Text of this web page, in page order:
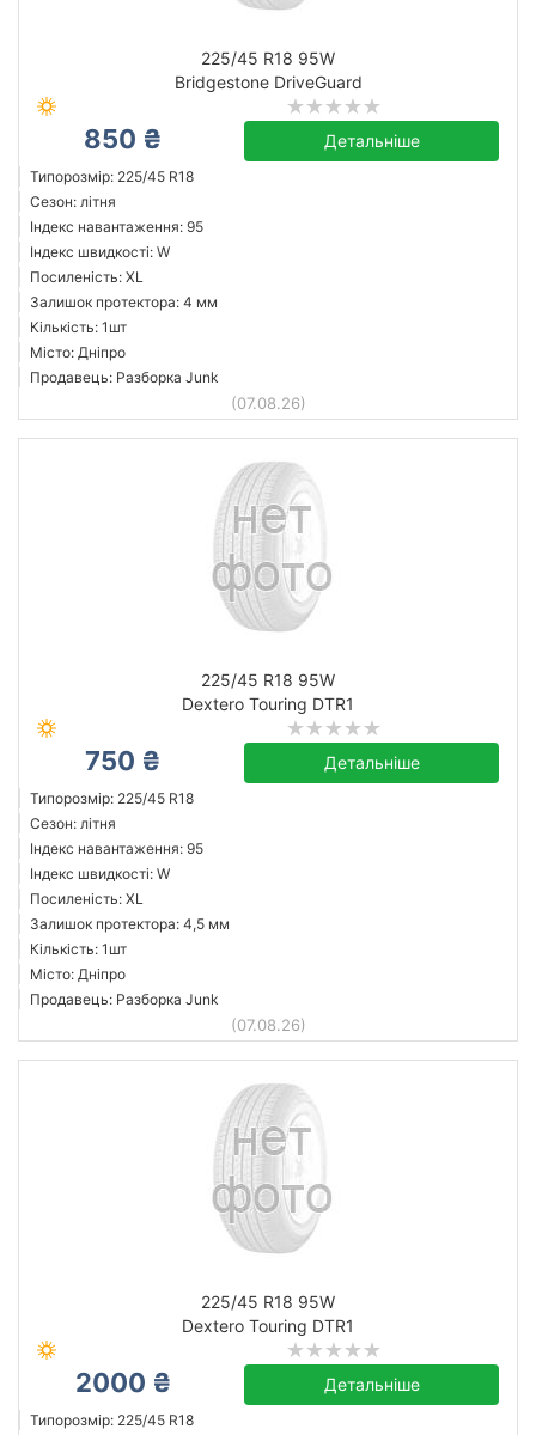
225/45 R18 95W
Bridgestone DriveGuard
850 ₴ Детальніше
Типорозмір: 225/45 R18
Сезон: літня
Індекс навантаження: 95
Індекс швидкості: W
Посиленість: XL
Залишок протектора: 4 мм
Кількість: 1шт
Місто: Дніпро
Продавець: Разборка Junk
(07.08.26)
225/45 R18 95W
Dextero Touring DTR1
750 ₴ Детальніше
Типорозмір: 225/45 R18
Сезон: літня
Індекс навантаження: 95
Індекс швидкості: W
Посиленість: XL
Залишок протектора: 4,5 мм
Кількість: 1шт
Місто: Дніпро
Продавець: Разборка Junk
(07.08.26)
225/45 R18 95W
Dextero Touring DTR1
2000 ₴ Детальніше
Типорозмір: 225/45 R18